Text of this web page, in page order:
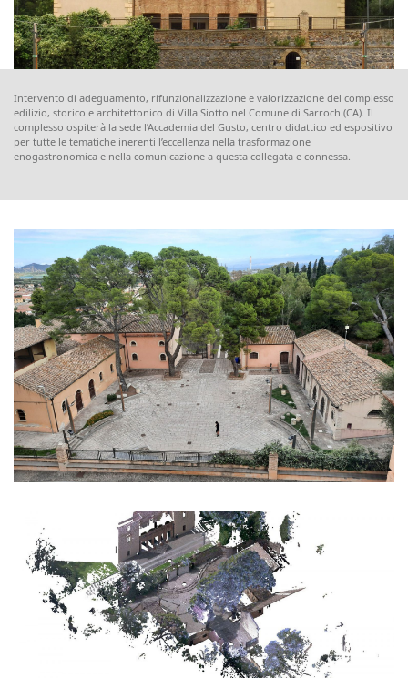
Intervento di adeguamento, rifunzionalizzazione e valorizzazione del complesso
edilizio, storico e architettonico di Villa Siotto nel Comune di Sarroch (CA). Il
complesso ospiterà la sede l’Accademia del Gusto, centro didattico ed espositivo
per tutte le tematiche inerenti l’eccellenza nella trasformazione
enogastronomica e nella comunicazione a questa collegata e connessa.